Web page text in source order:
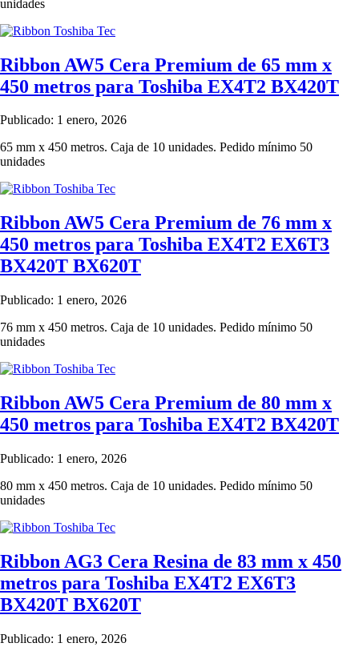
unidades
Ribbon AW5 Cera Premium de 65 mm x
450 metros para Toshiba EX4T2 BX420T
Publicado: 1 enero, 2026
65 mm x 450 metros. Caja de 10 unidades. Pedido mínimo 50
unidades
Ribbon AW5 Cera Premium de 76 mm x
450 metros para Toshiba EX4T2 EX6T3
BX420T BX620T
Publicado: 1 enero, 2026
76 mm x 450 metros. Caja de 10 unidades. Pedido mínimo 50
unidades
Ribbon AW5 Cera Premium de 80 mm x
450 metros para Toshiba EX4T2 BX420T
Publicado: 1 enero, 2026
80 mm x 450 metros. Caja de 10 unidades. Pedido mínimo 50
unidades
Ribbon AG3 Cera Resina de 83 mm x 450
metros para Toshiba EX4T2 EX6T3
BX420T BX620T
Publicado: 1 enero, 2026